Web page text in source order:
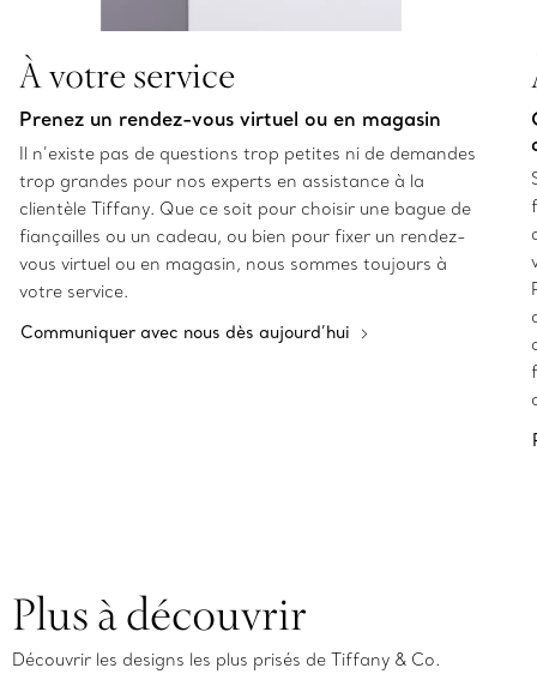
À votre service
Prenez un rendez-vous virtuel ou en magasin
Il n’existe pas de questions trop petites ni de demandes
trop grandes pour nos experts en assistance à la
clientèle Tiffany. Que ce soit pour choisir une bague de
fiançailles ou un cadeau, ou bien pour fixer un rendez-
vous virtuel ou en magasin, nous sommes toujours à
votre service.
Communiquer avec nous dès aujourd’hui
Plus à découvrir
Découvrir les designs les plus prisés de Tiffany & Co.